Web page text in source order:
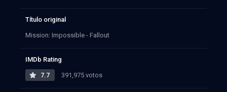
Título original
Mission: Impossible - Fallout
IMDb Rating
7.7 391,975 votos